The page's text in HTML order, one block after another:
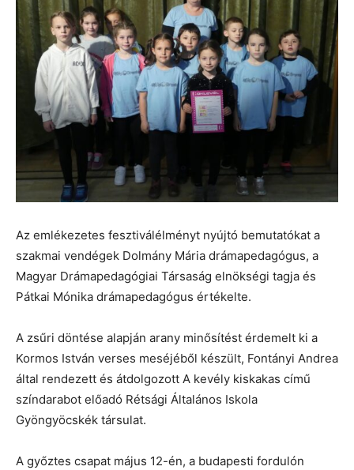
Az emlékezetes fesztiválélményt nyújtó bemutatókat a
szakmai vendégek Dolmány Mária drámapedagógus, a
Magyar Drámapedagógiai Társaság elnökségi tagja és
Pátkai Mónika drámapedagógus értékelte.
A zsűri döntése alapján arany minősítést érdemelt ki a
Kormos István verses meséjéből készült, Fontányi Andrea
által rendezett és átdolgozott A kevély kiskakas című
színdarabot előadó Rétsági Általános Iskola
Gyöngyöcskék társulat.
A győztes csapat május 12-én, a budapesti fordulón